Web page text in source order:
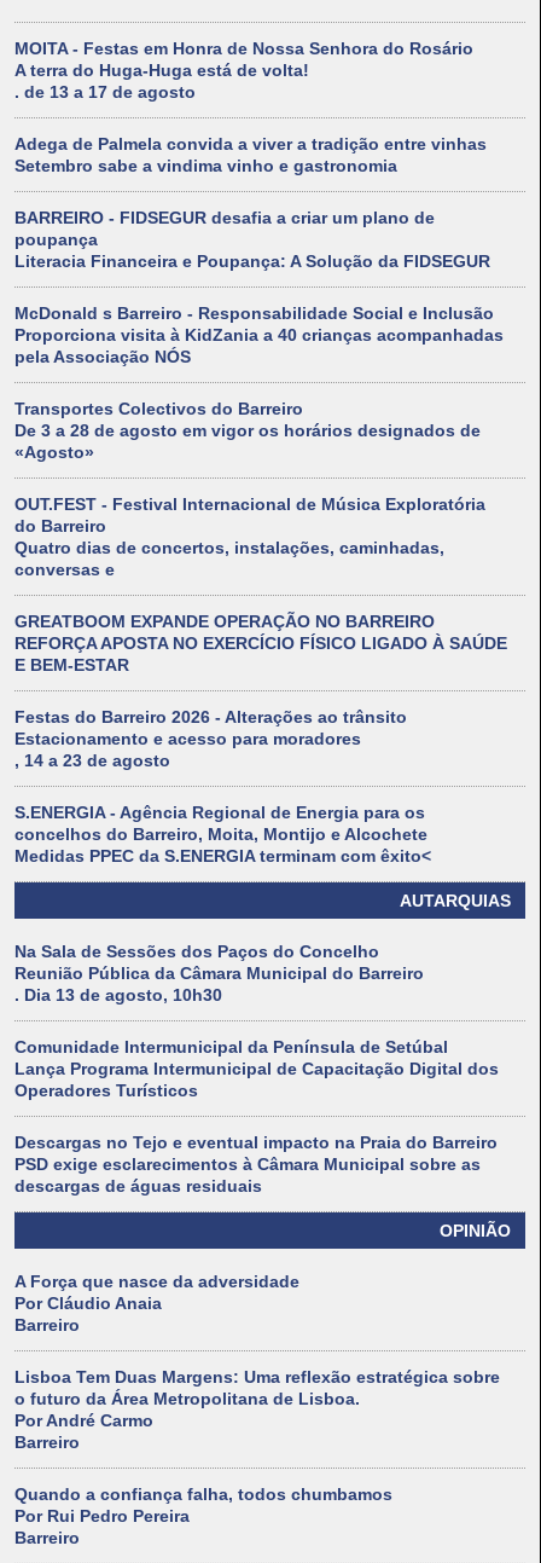
MOITA - Festas em Honra de Nossa Senhora do Rosário
A terra do Huga-Huga está de volta!
. de 13 a 17 de agosto
Adega de Palmela convida a viver a tradição entre vinhas
Setembro sabe a vindima vinho e gastronomia
BARREIRO - FIDSEGUR desafia a criar um plano de
poupança
Literacia Financeira e Poupança: A Solução da FIDSEGUR
McDonald s Barreiro - Responsabilidade Social e Inclusão
Proporciona visita à KidZania a 40 crianças acompanhadas
pela Associação NÓS
Transportes Colectivos do Barreiro
De 3 a 28 de agosto em vigor os horários designados de
«Agosto»
OUT.FEST - Festival Internacional de Música Exploratória
do Barreiro
Quatro dias de concertos, instalações, caminhadas,
conversas e
GREATBOOM EXPANDE OPERAÇÃO NO BARREIRO
REFORÇA APOSTA NO EXERCÍCIO FÍSICO LIGADO À SAÚDE
E BEM-ESTAR
Festas do Barreiro 2026 - Alterações ao trânsito
Estacionamento e acesso para moradores
, 14 a 23 de agosto
S.ENERGIA - Agência Regional de Energia para os
concelhos do Barreiro, Moita, Montijo e Alcochete
Medidas PPEC da S.ENERGIA terminam com êxito<
AUTARQUIAS
Na Sala de Sessões dos Paços do Concelho
Reunião Pública da Câmara Municipal do Barreiro
. Dia 13 de agosto, 10h30
Comunidade Intermunicipal da Península de Setúbal
Lança Programa Intermunicipal de Capacitação Digital dos
Operadores Turísticos
Descargas no Tejo e eventual impacto na Praia do Barreiro
PSD exige esclarecimentos à Câmara Municipal sobre as
descargas de águas residuais
OPINIÃO
A Força que nasce da adversidade
Por Cláudio Anaia
Barreiro
Lisboa Tem Duas Margens: Uma reflexão estratégica sobre
o futuro da Área Metropolitana de Lisboa.
Por André Carmo
Barreiro
Quando a confiança falha, todos chumbamos
Por Rui Pedro Pereira
Barreiro